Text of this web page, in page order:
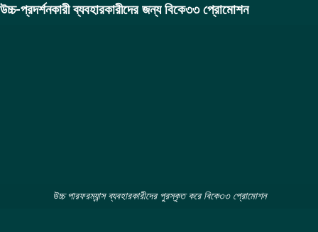
উচ্চ-প্রদর্শনকারী ব্যবহারকারীদের জন্য বিকে৩৩ প্রোমোশন
উচ্চ পারফরম্যান্স ব্যবহারকারীদের পুরস্কৃত করে বিকে৩৩ প্রোমোশন